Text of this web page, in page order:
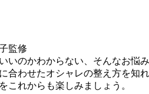
監修
いのかわからない、そんなお悩
わせたオシャレの整え方を知
これからも楽しみましょう。